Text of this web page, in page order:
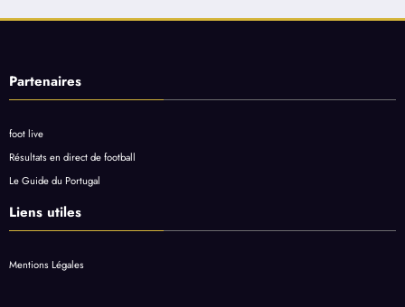
Partenaires
foot live
Résultats en direct de football
Le Guide du Portugal
Liens utiles
Mentions Légales